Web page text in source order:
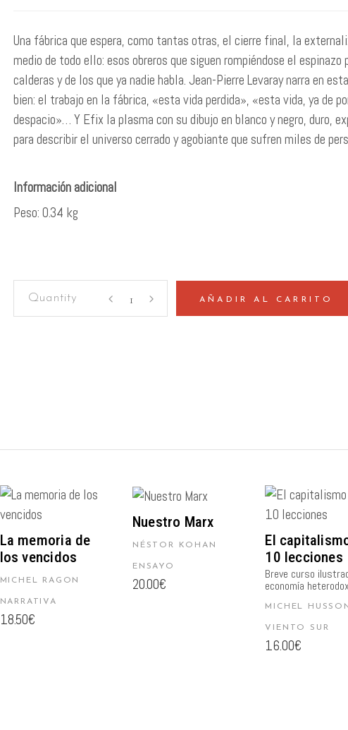
Una fábrica que espera, como tantas otras, el cierre final, la
medio de todo ello: esos obreros que siguen rompiéndose el
calderas y de los que ya nadie habla. Jean-Pierre Levaray narra en
bien: el trabajo en la fábrica, «esta vida perdida», «esta vida, ya de
despacio»… Y Efix la plasma con su dibujo en blanco y negro, duro,
para describir el universo cerrado y agobiante que sufren miles de
Peso 0.34 kg
AÑADIR AL CARRITO
La memoria de
los vencidos
MICHEL RAGON
NARRATIVA
18.50€
CARRITO
Nuestro Marx
NÉSTOR KOHAN
ENSAYO
20.00€
AÑADIR
El
10 lecciones
Breve curso
economía
MICHEL HUSSON
VIENTO SUR
16.00€